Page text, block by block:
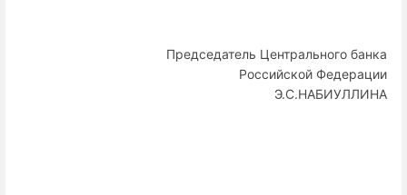
Председатель Центрального банка
Российской Федерации
Э.С.НАБИУЛЛИНА